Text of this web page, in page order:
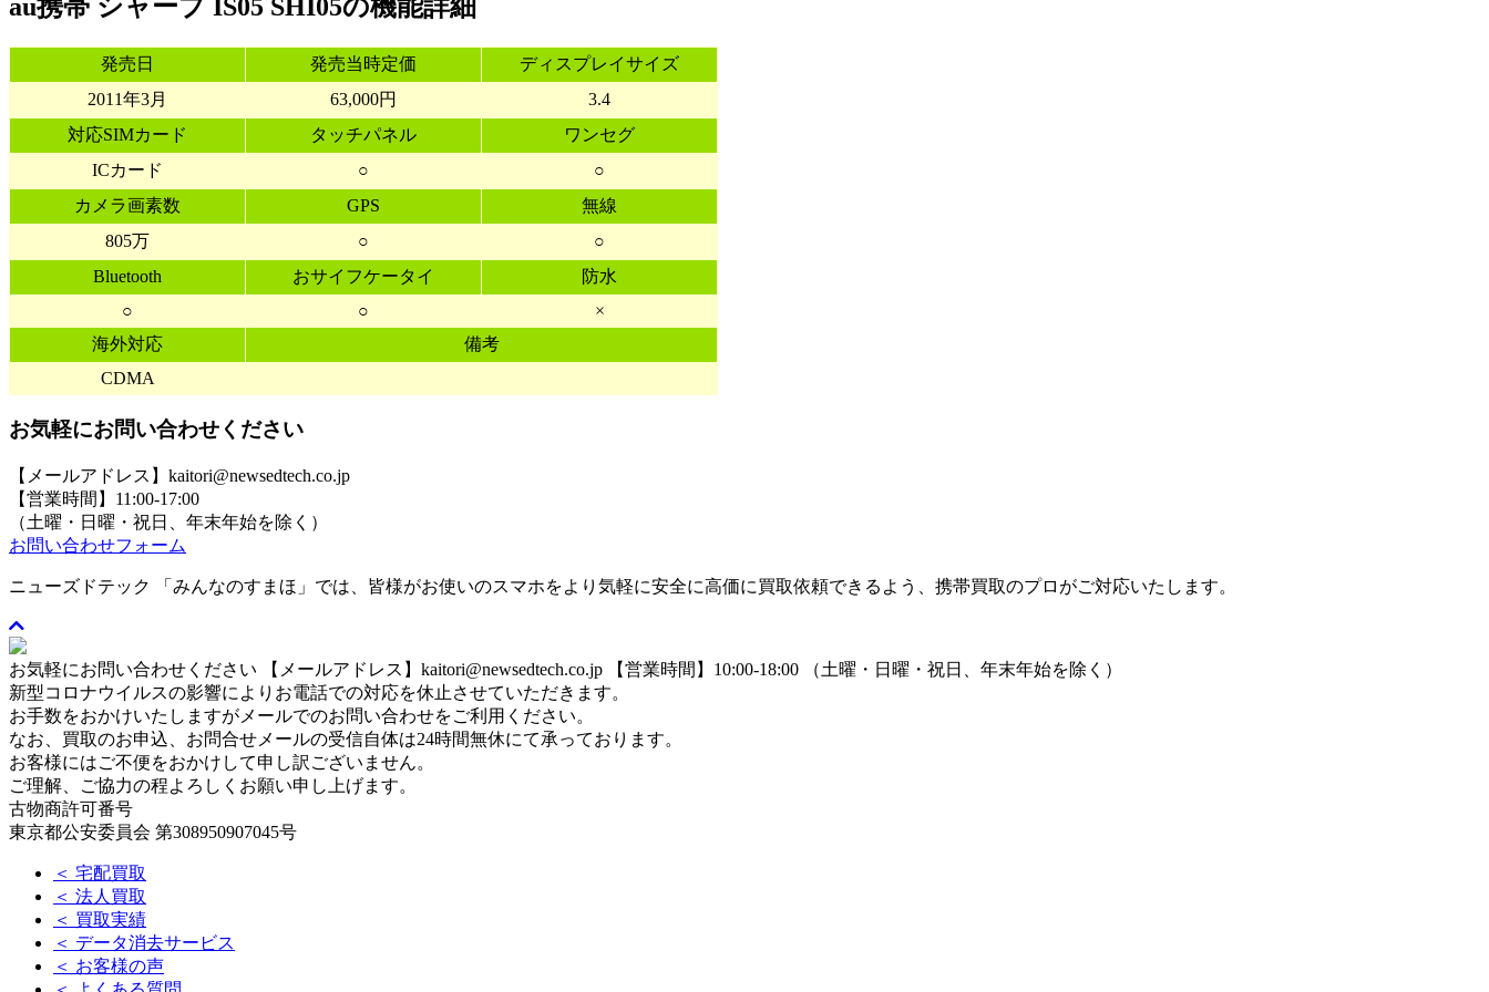
au携帯 シャープ IS05 SHI05の機能詳細
発売日 発売当時定価
ディスプレイサイズ
2011年3月
63,000円
3.4
対応SIMカード
タッチパネル
ワンセグ
ICカード
○
○
カメラ画素数
GPS
無線
805万
○
○
Bluetooth
おサイフケータイ
防水
○
○
×
海外対応
備考
CDMA
お気軽にお問い合わせください
【メールアドレス】kaitori@newsedtech.co.jp
【営業時間】11:00-17:00
（土曜・日曜・祝日、年末年始を除く）
お問い合わせフォーム
ニューズドテック 「みんなのすまほ」では、皆様がお使いのスマホをより気軽に安全に高価に買取依頼できるよう、携帯買取のプロがご対応いたします。
お気軽にお問い合わせください 【メールアドレス】kaitori@newsedtech.co.jp
【営業時間】10:00-18:00 （土曜・日曜・祝日、年末年始を除く）
新型コロナウイルスの影響によりお電話での対応を休止させていただきます。
お手数をおかけいたしますがメールでのお問い合わせをご利用ください。
なお、買取のお申込、お問合せメールの受信自体は24時間無休にて承っております。
お客様にはご不便をおかけして申し訳ございません。
ご理解、ご協力の程よろしくお願い申し上げます。
古物商許可番号
東京都公安委員会 第308950907045号
＜ 宅配買取
＜ 法人買取
＜ 買取実績
＜ データ消去サービス
＜ お客様の声